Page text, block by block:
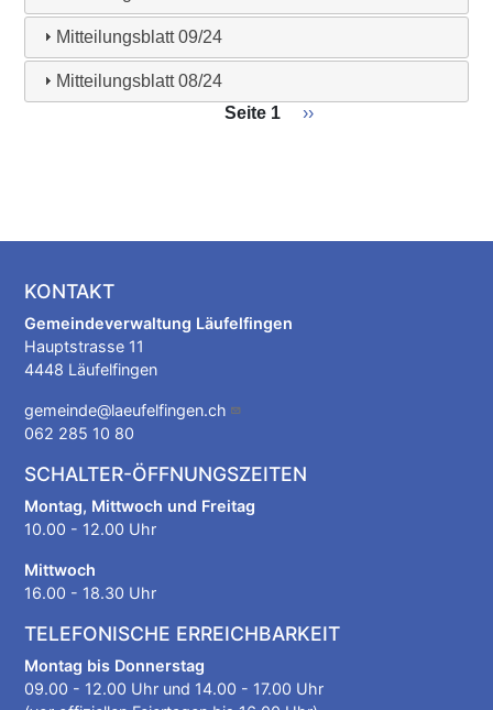
Mitteilungsblatt 09/24
Mitteilungsblatt 08/24
Seitennummerierung
Seite 1
Nächste
››
KONTAKT
Gemeindeverwaltung Läufelfingen
Hauptstrasse 11
4448 Läufelfingen
gemeinde@laeufelfingen.ch
062 285 10 80
SCHALTER-ÖFFNUNGSZEITEN
Montag, Mittwoch und Freitag
10.00 - 12.00 Uhr
Mittwoch
16.00 - 18.30 Uhr
TELEFONISCHE ERREICHBARKEIT
Montag bis Donnerstag
09.00 - 12.00 Uhr und 14.00 - 17.00 Uhr